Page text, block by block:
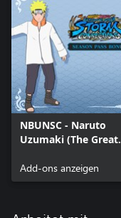
NBUNSC - Naruto
Uzumaki (The Great
Add-ons anzeigen